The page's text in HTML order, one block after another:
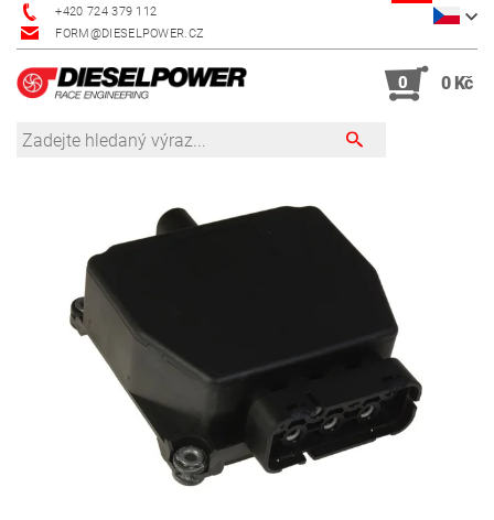
+420 724 379 112
FORM@DIESELPOWER.CZ
0 0 Kč